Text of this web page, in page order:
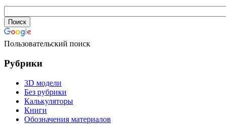
Пользовательский поиск
Рубрики
3D модели
Без рубрики
Калькуляторы
Книги
Обозначения материалов